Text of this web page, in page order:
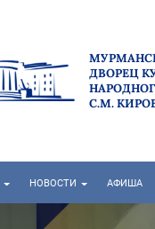
ДВОРЕЦ
С.М.
НОВОСТИ АФИША